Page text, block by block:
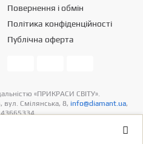
Повернення і обмін
Політика конфіденційності
Публічна оферта
«ПРИКРАСИ СВІТУ».
Смілянська, 8, info@diamant.ua,
43665334.
у розділі «Оплата та
податків не включено